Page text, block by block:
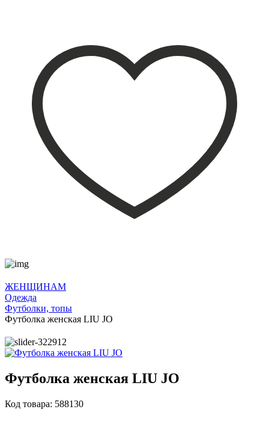
ЖЕНЩИНАМ
Одежда
Футболки, топы
Футболка женская LIU JO
Футболка женская LIU JO
Код товара: 588130